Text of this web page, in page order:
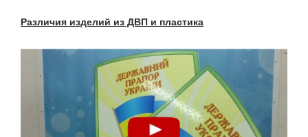
Различия изделий из ДВП и пластика